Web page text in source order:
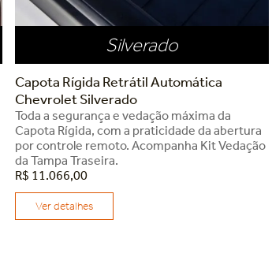
Silverado
Capota Rígida Retrátil Automática
Chevrolet Silverado
Toda a segurança e vedação máxima da
Capota Rígida, com a praticidade da abertura
por controle remoto. Acompanha Kit Vedação
da Tampa Traseira.
R$ 11.066,00
Ver detalhes